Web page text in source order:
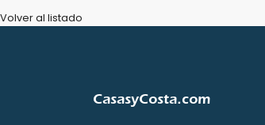
Volver al listado
CasasyCosta.com